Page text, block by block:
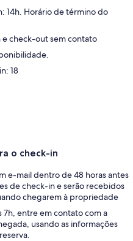
14h. Horário de término do
check-out sem contato
18
o check-in
e-mail dentro de 48 horas antes
de check-in e serão recebidos
chegarem à propriedade
7h, entre em contato com a
usando as informações